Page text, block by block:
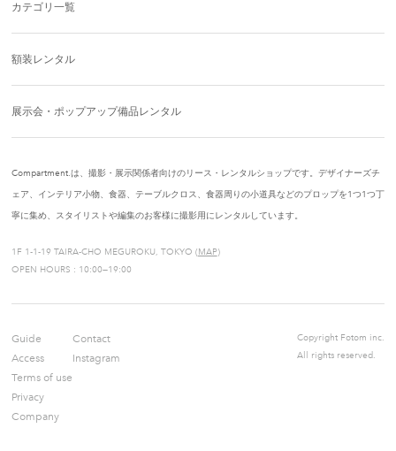
カテゴリ一覧
額装レンタル
展示会・ポップアップ備品レンタル
Compartment.は、撮影・展示関係者向けのリース・レンタルショップです。デザイナーズチ
ェア、インテリア小物、食器、テーブルクロス、食器周りの小道具などのプロップを1つ1つ丁
寧に集め、スタイリストや編集のお客様に撮影用にレンタルしています。
1F 1-1-19 TAIRA-CHO MEGUROKU, TOKYO (MAP)
OPEN HOURS : 10:00—19:00
Guide
Access
Terms of use
Privacy
Company
Contact
Instagram
Copyright Fotom inc.
All rights reserved.